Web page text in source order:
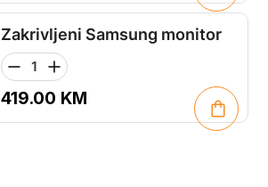
Zakrivljeni Samsung monitor
419.00 KM